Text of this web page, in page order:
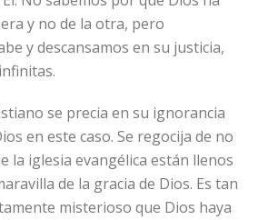
y no de la otra, pero
y descansamos en su justicia,
se precia en su ignorancia
en este caso. Se regocija de no
la iglesia evangélica están llenos
de la gracia de Dios. Es tan
misterioso que Dios haya